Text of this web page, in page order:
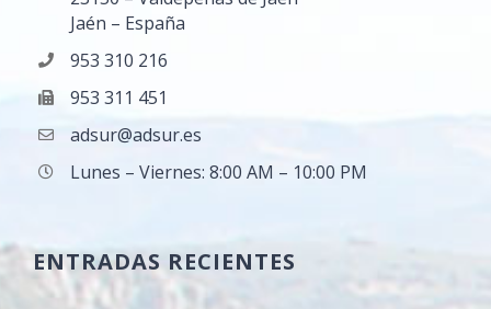
Jaén – España
953 310 216
953 311 451
adsur@adsur.es
Lunes – Viernes: 8:00 AM – 10:00 PM
ENTRADAS RECIENTES